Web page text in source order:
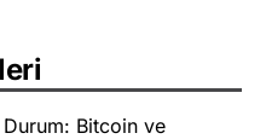
Durum: Bitcoin ve